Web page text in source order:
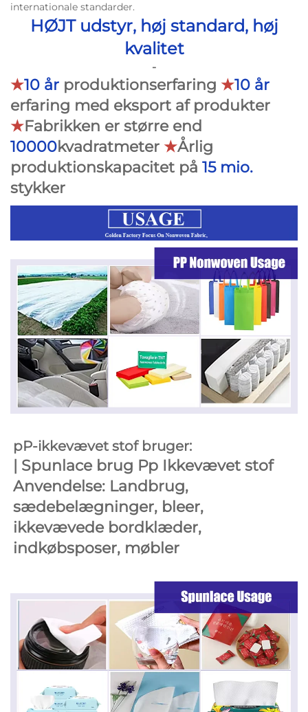
internationale standarder.
HØJT udstyr, høj standard, høj
kvalitet
-
★10 år produktionserfaring ★10 år
erfaring med eksport af produkter
★Fabrikken er større end
10000kvadratmeter ★Årlig
produktionskapacitet på 15 mio.
stykker
pP-ikkevævet stof bruger:
| Spunlace brug Pp Ikkevævet stof
Anvendelse: Landbrug,
sædebelægninger, bleer,
ikkevævede bordklæder,
indkøbsposer, møbler